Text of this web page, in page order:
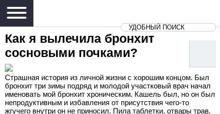
Как я вылечила бронхит
сосновыми почками?
Страшная история из личной жизни с хорошим концом. Был
бронхит три зимы подряд и молодой участковый врач начал
именовать мой бронхит хроническим. Кашель был, но он был
непродуктивным и избавления от присутствия чего-то
жгучего внутри он не приносил. Пила таблетки, отвары трав,